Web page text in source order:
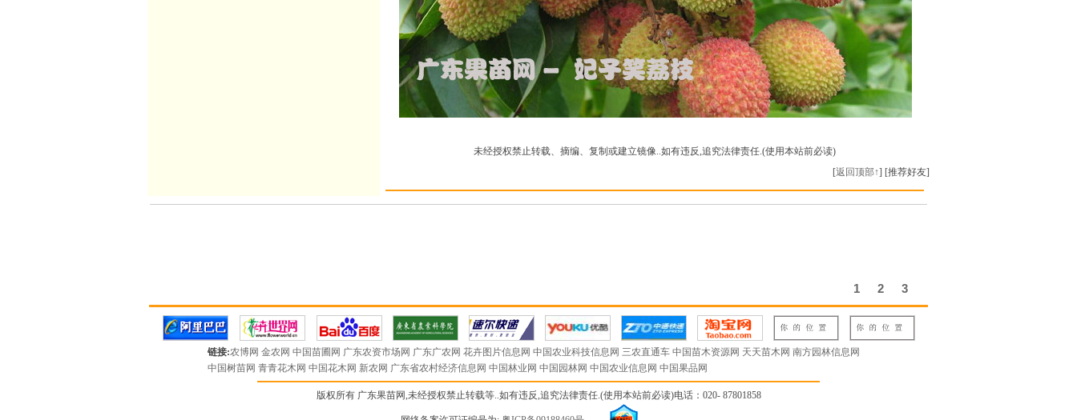
未经授权禁止转载、摘编、复制或建立镜像..如有违反,追究法律责任.(使用本站前必读)
[返回顶部↑] [推荐好友]
链接:农博网 金农网 中国苗圃网 广东农资市场网 广东广农网 花卉图片信息网 中国农业科技信息网 三农直通车 中国苗木资源网 天天苗木网 南方园林信息网
中国树苗网 青青花木网 中国花木网 新农网 广东省农村经济信息网 中国林业网 中国园林网 中国农业信息网 中国果品网
版权所有 广东果苗网,未经授权禁止转载等..如有违反,追究法律责任.(使用本站前必读)电话：020- 87801858